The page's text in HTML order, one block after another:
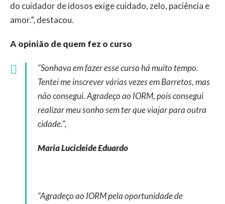
do cuidador de idosos exige cuidado, zelo, paciência e
amor.”, destacou.
A opinião de quem fez o curso
“Sonhava em fazer esse curso há muito tempo.
Tentei me inscrever várias vezes em Barretos, mas
não consegui. Agradeço ao IORM, pois consegui
realizar meu sonho sem ter que viajar para outra
cidade.”,
Maria Lucicleide Eduardo
“Agradeço ao IORM pela oportunidade de